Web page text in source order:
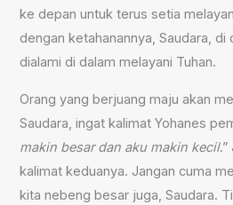
ke depan untuk terus setia
dengan ketahanannya, Saudara,
dialami di dalam melayani Tuhan.
Orang yang berjuang maju akan
Saudara, ingat kalimat Yohanes
makin besar dan aku makin kecil
kalimat keduanya. Jangan cuma
kita nebeng besar juga, Saudara.